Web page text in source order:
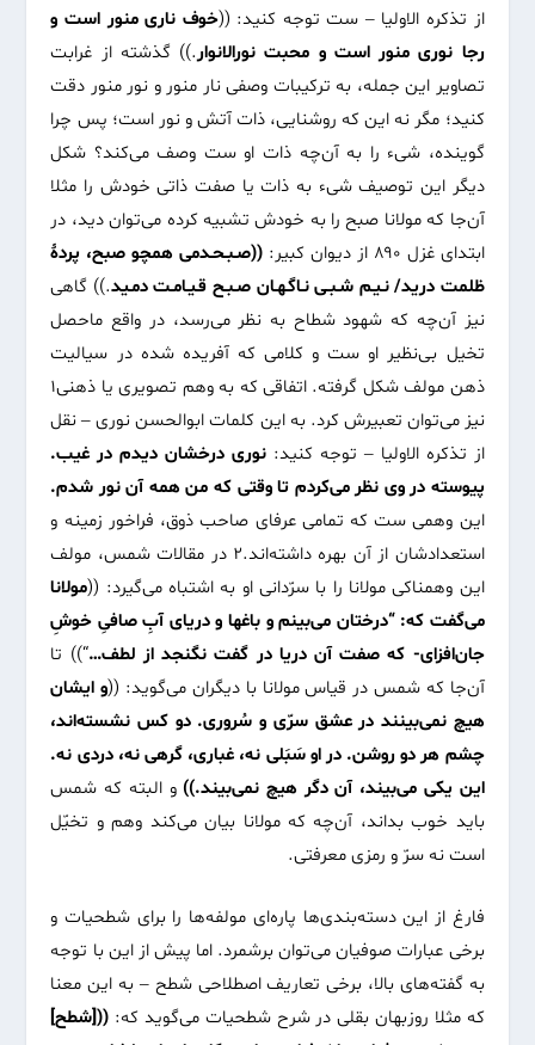
از تذکره الاولیا – ست توجه کنید: ((خوف ناری منور است و
رجا نوری منور است و محبت نورالانوار.)) گذشته از غرابت
تصاویر این جمله، به ترکیبات وصفی نار منور و نور منور دقت
کنید؛ مگر نه این که روشنایی، ذات آتش و نور است؛ پس چرا
گوینده، شیء را به آن‌چه ذات او ست وصف می‌کند؟ شکل
دیگر این توصیف شیء به ذات یا صفت ذاتی خودش را مثلا
آن‌جا که مولانا صبح را به خودش تشبیه کرده می‌توان دید، در
ابتدای غزل ۸۹۰ از دیوان کبیر:
((صـبـحـدمی همچو صبح، پردۀ
ظلمت درید/ نـیـم شـبـی نـاگـهـان صـبـح قـیـامـت دمـید.)) گاهی
نیز آن‌چه که شهود شطاح به نظر می‌رسد، در واقع ماحصل
تخیل بی‌نظیر او ست و کلامی که آفریده شده در سیالیت
ذهن مولف شکل گرفته. اتفاقی که به وهم تصویری یا ذهنی1
نیز می‌توان تعبیرش کرد. به این کلمات ابوالحسن نوری – نقل
از تذکره الاولیا – توجه کنید: نوری درخشان دیدم در غیب.
پیوسته در وی نظر می‌کردم تا وقتی که من همه آن نور شدم.
این وهمی ست که تمامی عرفای صاحب ذوق، فراخور زمینه و
استعدادشان از آن بهره داشته‌اند.2 در مقالات شمس، مولف
این وهمناکی مولانا را با سرّدانی او به اشتباه می‌گیرد: ((مولانا
می‌گفت که: “درختان می‌بینم و باغها و دریای آبِ صافیِ خوشِ
جان‌افزای- که صفت آن دریا در گفت نگنجد از لطف…“)) تا
آن‌جا که شمس در قیاس مولانا با دیگران می‌گوید: ((و ایشان
هیچ نمی‌بینند در عشق سرّی و سُروری. دو کس نشسته‌اند،
چشم هر دو روشن. در او سَبَلی نه، غباری، گرهی نه، دردی نه.
این یکی می‌بیند، آن دگر هیچ نمی‌بیند.)) و البته که شمس
باید خوب بداند، آن‌چه که مولانا بیان می‌کند وهم و تخیّل
است نه سرّ و رمزی معرفتی.
فارغ از این دسته‌بندی‌ها پاره‌ای مولفه‌ها را برای شطحیات و
برخی عبارات صوفیان می‌توان برشمرد. اما پیش از این با توجه
به گفته‌های بالا، برخی تعاریف اصطلاحی شطح – به این معنا
که مثلا روزبهان بقلی در شرح شطحیات می‌گوید که: (([شطح]